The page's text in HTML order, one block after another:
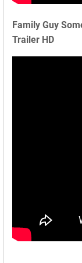
Family Guy
Trailer HD